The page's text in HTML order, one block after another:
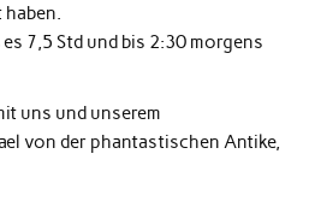
7,5 Std und bis 2:30 morgens
uns und unserem
von der phantastischen Antike,